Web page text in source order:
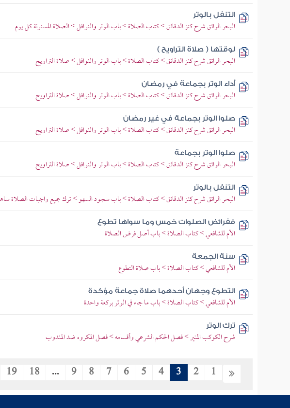
التنفل بالوتر
البحر الرائق شرح كنز الدقائق > كتاب الصلاة > باب الوتر والنوافل > الصلاة المسنونة كل يوم
لوقتها ( صلاة التراويح )
البحر الرائق شرح كنز الدقائق > كتاب الصلاة > باب الوتر والنوافل > صلاة التراويح
أداء الوتر بجماعة في رمضان
البحر الرائق شرح كنز الدقائق > كتاب الصلاة > باب الوتر والنوافل > صلاة التراويح
صلوا الوتر بجماعة في غير رمضان
البحر الرائق شرح كنز الدقائق > كتاب الصلاة > باب الوتر والنوافل > صلاة التراويح
صلوا الوتر بجماعة
البحر الرائق شرح كنز الدقائق > كتاب الصلاة > باب الوتر والنوافل > صلاة التراويح
التنفل بالوتر
البحر الرائق شرح كنز الدقائق > كتاب الصلاة > باب سجود السهو > ترك جميع واجبات الصلاة
ففرائض الصلوات خمس وما سواها تطوع
الأم للشافعي > كتاب الصلاة > باب أصل فرض الصلاة
سنة الجمعة
الأم للشافعي > كتاب الصلاة > باب صلاة التطوع
التطوع وجهان أحدهما صلاة جماعة مؤكدة
الأم للشافعي > كتاب الصلاة > باب ما جاء في الوتر بركعة واحدة
ترك الوتر
شرح الكوكب المنير > فصل الحكم الشرعي وأقسامه > فصل المكروه ضد المندوب
1
2
3
4
5
6
7
8
9
...
18
19